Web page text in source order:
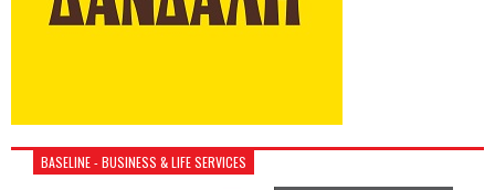
BASELINE - BUSINESS & LIFE SERVICES